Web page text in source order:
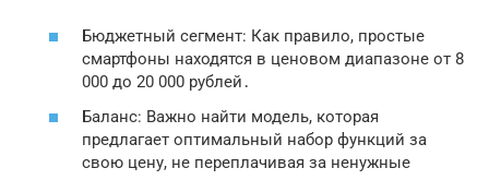
Бюджетный сегмент: Как правило, простые
смартфоны находятся в ценовом диапазоне от 8
000 до 20 000 рублей․
Баланс: Важно найти модель, которая
предлагает оптимальный набор функций за
свою цену, не переплачивая за ненужные